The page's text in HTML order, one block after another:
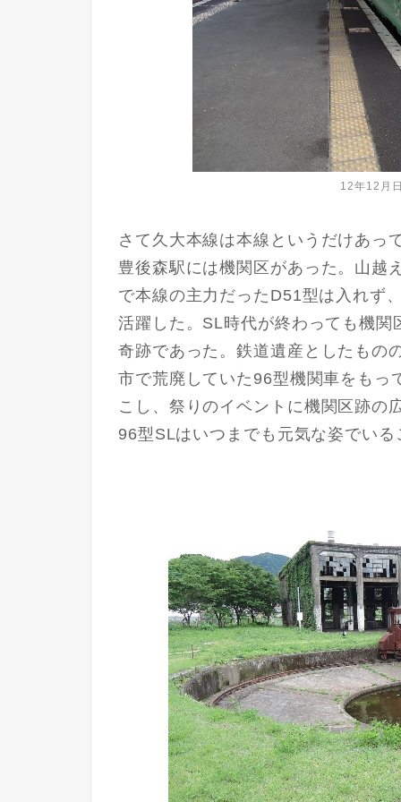
12年12月
さて久大本線は本線というだけあっ
豊後森駅には機関区があった。山越
で本線の主力だったD51型は入れず
活躍した。SL時代が終わっても機
奇跡であった。鉄道遺産としたもの
市で荒廃していた96型機関車をもっ
こし、祭りのイベントに機関区跡の
96型SLはいつまでも元気な姿でいる